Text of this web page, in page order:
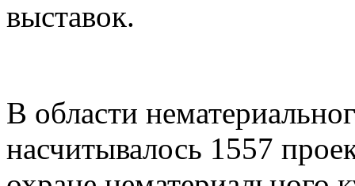
выставок.
В области
насчитывалось 1557